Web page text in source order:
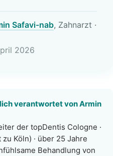
Safavi-nab, Zahnarzt ·
2026
verantwortet von Armin
der topDentis Cologne ·
Köln) · über 25 Jahre
Behandlung von